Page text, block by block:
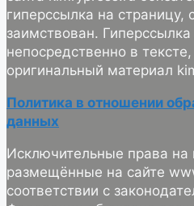
гиперссылка на страницу,
заимствован.
непосредственно в
оригинальный материал
Политика в отношении
данных
Исключительные права на
размещённые на сайте
соответствии с